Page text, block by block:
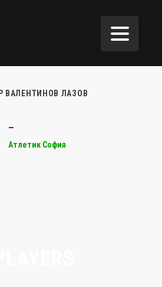
ВАЛЕНТИНОВ ЛАЗОВ
—
Атлетик София